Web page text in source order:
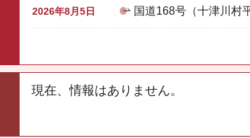
2026年8月5日 国道168号（十津川村
現在、情報はありません。